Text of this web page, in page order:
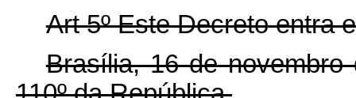
Art 5º Este Decreto entra
Brasília, 16 de novembro